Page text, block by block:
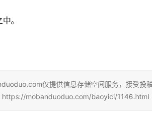
。
仅提供信息存储空间服务，接受投
https://mobanduoduo.com/baoyici/1146.html